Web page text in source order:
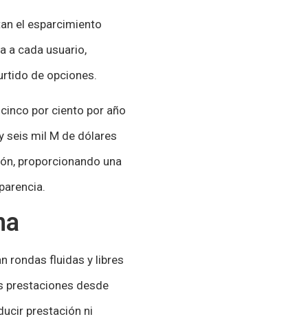
el esparcimiento
a cada usuario,
de opciones.
por ciento por año
seis mil M de dólares
proporcionando una
rondas fluidas y libres
prestaciones desde
prestación ni